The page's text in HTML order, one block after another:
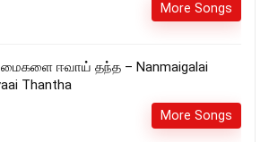
More Songs
ஈவாய் தந்த – Nanmaigalai
Thantha
More Songs